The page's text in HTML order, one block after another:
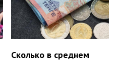
Сколько в среднем